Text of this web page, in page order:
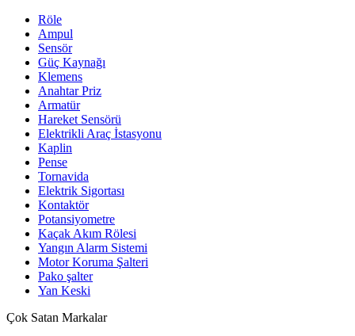
Röle
Ampul
Sensör
Güç Kaynağı
Klemens
Anahtar Priz
Armatür
Hareket Sensörü
Elektrikli Araç İstasyonu
Kaplin
Pense
Tornavida
Elektrik Sigortası
Kontaktör
Potansiyometre
Kaçak Akım Rölesi
Yangın Alarm Sistemi
Motor Koruma Şalteri
Pako şalter
Yan Keski
Çok Satan Markalar